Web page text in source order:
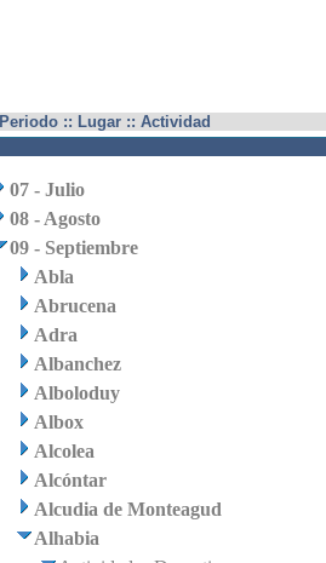
Periodo :: Lugar :: Actividad
07 - Julio
08 - Agosto
09 - Septiembre
Abla
Abrucena
Adra
Albanchez
Alboloduy
Albox
Alcolea
Alcóntar
Alcudia de Monteagud
Alhabia